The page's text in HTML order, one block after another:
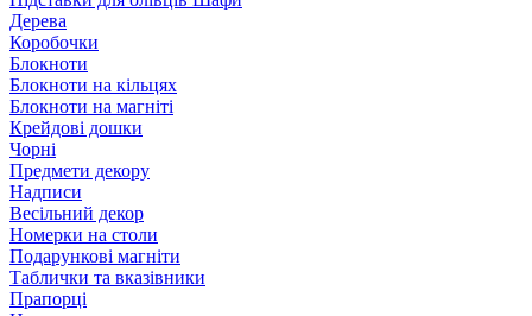
Дерева
Коробочки
Блокноти
Блокноти на кільцях
Блокноти на магніті
Крейдові дошки
Чорні
Предмети декору
Надписи
Весільний декор
Номерки на столи
Подарункові магніти
Таблички та вказівники
Прапорці